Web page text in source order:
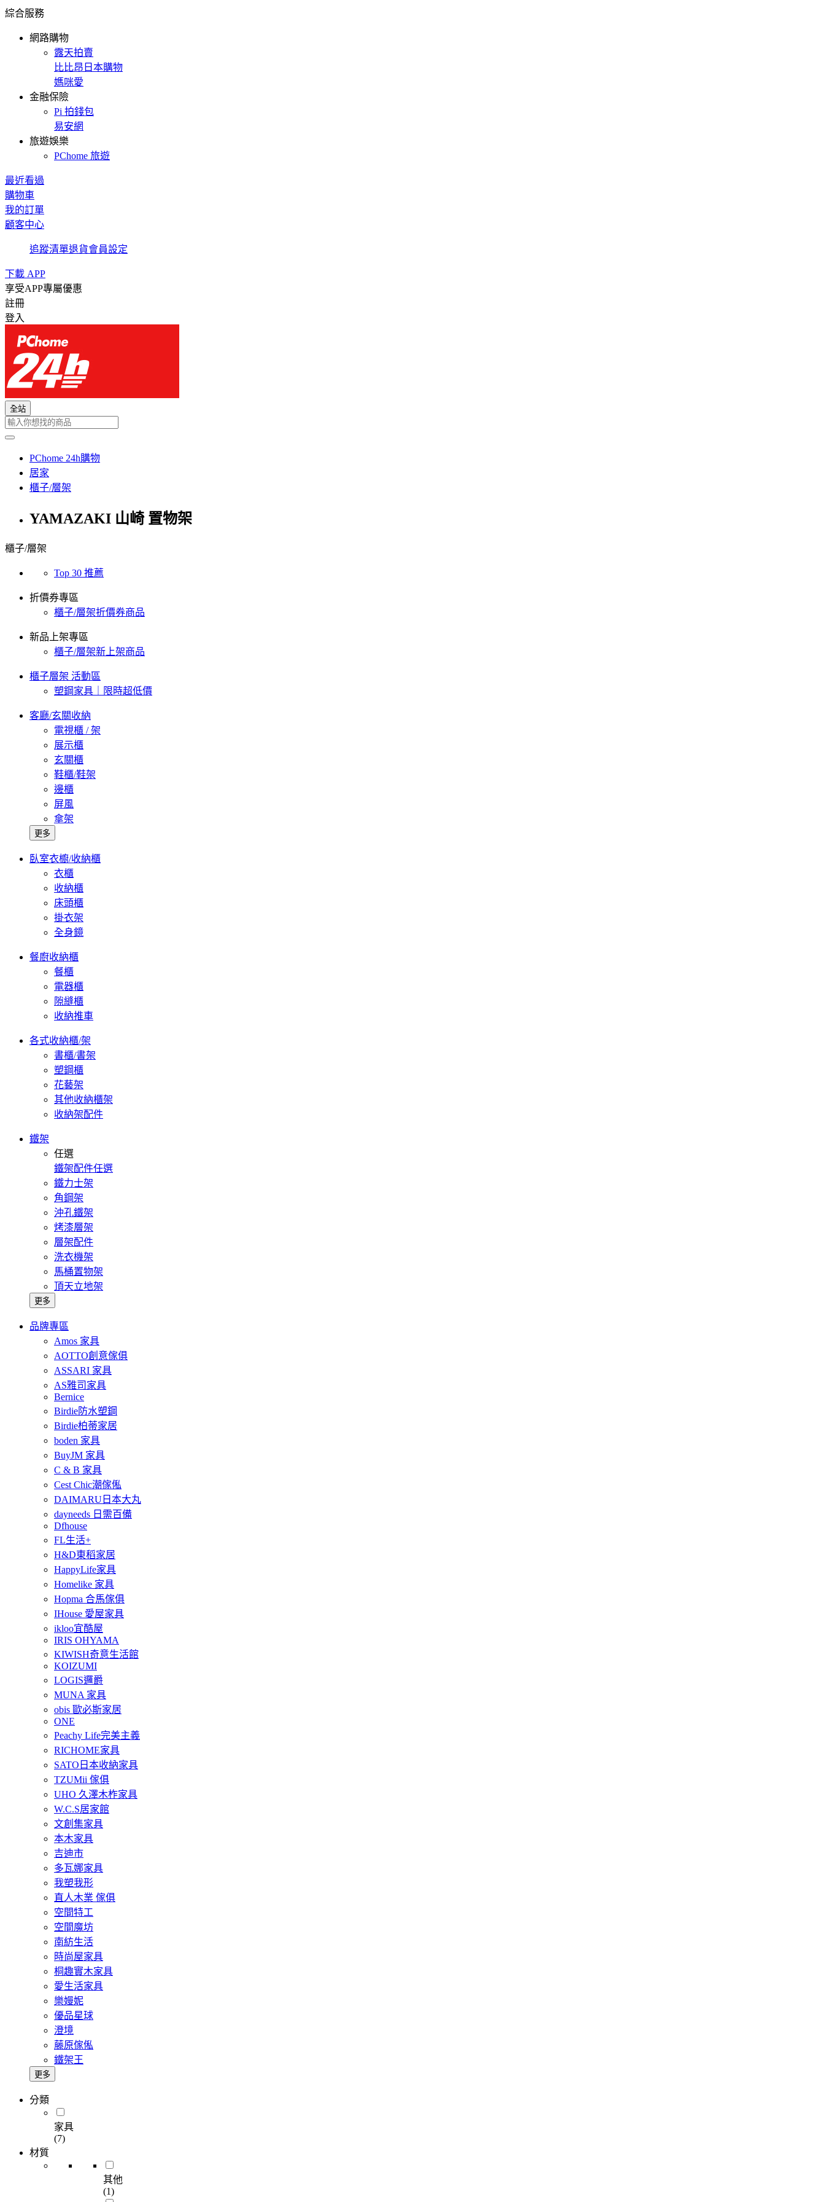
綜合服務
網路購物
露天拍賣
比比昂日本購物
媽咪愛
金融保險
Pi 拍錢包
易安網
旅遊娛樂
PChome 旅遊
最近看過
購物車
我的訂單
顧客中心
追蹤清單退貨會員設定
下載 APP
享受APP專屬優惠
註冊
登入
全站
PChome 24h購物
居家
櫃子/層架
YAMAZAKI 山崎 置物架
櫃子/層架
Top 30 推薦
折價券專區
櫃子/層架折價券商品
新品上架專區
櫃子/層架新上架商品
櫃子層架 活動區
塑鋼家具｜限時超低價
客廳/玄關收納
電視櫃 / 架
展示櫃
玄關櫃
鞋櫃/鞋架
邊櫃
屏風
傘架
更多
臥室衣櫥/收納櫃
衣櫃
收納櫃
床頭櫃
掛衣架
全身鏡
餐廚收納櫃
餐櫃
電器櫃
隙縫櫃
收納推車
各式收納櫃/架
書櫃/書架
塑鋼櫃
花藝架
其他收納櫃架
收納架配件
鐵架
任選
鐵架配件任選
鐵力士架
角鋼架
沖孔鐵架
烤漆層架
層架配件
洗衣機架
馬桶置物架
頂天立地架
更多
品牌專區
Amos 家具
AOTTO創意傢俱
ASSARI 家具
AS雅司家具
Bernice
Birdie防水塑鋼
Birdie柏蒂家居
boden 家具
BuyJM 家具
C & B 家具
Cest Chic潮傢俬
DAIMARU日本大丸
dayneeds 日需百備
Dfhouse
FL生活+
H&D東稻家居
HappyLife家具
Homelike 家具
Hopma 合馬傢俱
IHouse 愛屋家具
ikloo宜酷屋
IRIS OHYAMA
KIWISH奇意生活館
KOIZUMI
LOGIS邏爵
MUNA 家具
obis 歐必斯家居
ONE
Peachy Life完美主義
RICHOME家具
SATO日本收納家具
TZUMii 傢俱
UHO 久澤木柞家具
W.C.S居家館
文創集家具
本木家具
吉迪市
多瓦娜家具
我塑我形
直人木業 傢俱
空間特工
空間魔坊
南紡生活
時尚屋家具
桐趣實木家具
愛生活家具
樂嫚妮
優品星球
澄境
藤原傢俬
鐵架王
更多
分類
家具
(7)
材質
其他
(1)